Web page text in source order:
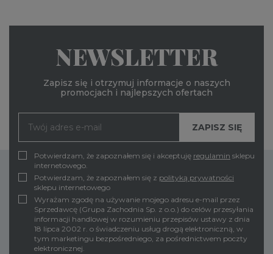
NEWSLETTER
Zapisz się i otrzymuj informacje o naszych
promocjach i najlepszych ofertach
Potwierdzam, że zapoznałem się i akceptuję regulamin sklepu
internetowego.
Potwierdzam, że zapoznałem się z polityką prywatności
sklepu internetowego
Wyrażam zgodę na używanie mojego adresu e-mail przez
Sprzedawcę (Grupa Zachodnia Sp. z o.o.) do celów przesyłania
informacji handlowej w rozumieniu przepisów ustawy z dnia
18 lipca 2002 r. o świadczeniu usług drogą elektroniczną, w
tym marketingu bezpośredniego, za pośrednictwem poczty
elektronicznej.